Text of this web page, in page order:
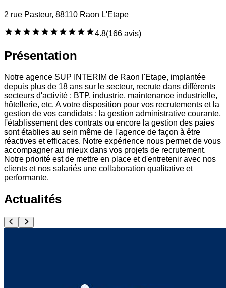
2 rue Pasteur, 88110 Raon L'Etape
4.8(166 avis)
Présentation
Notre agence SUP INTERIM de Raon l'Etape, implantée
depuis plus de 18 ans sur le secteur, recrute dans différents
secteurs d'activité : BTP, industrie, maintenance industrielle,
hôtellerie, etc. A votre disposition pour vos recrutements et la
gestion de vos candidats : la gestion administrative courante,
l'établissement des contrats ou encore la gestion des paies
sont établies au sein même de l'agence de façon à être
réactives et efficaces. Notre expérience nous permet de vous
accompagner au mieux dans vos projets de recrutement.
Notre priorité est de mettre en place et d'entretenir avec nos
clients et nos salariés une collaboration qualitative et
performante.
Actualités